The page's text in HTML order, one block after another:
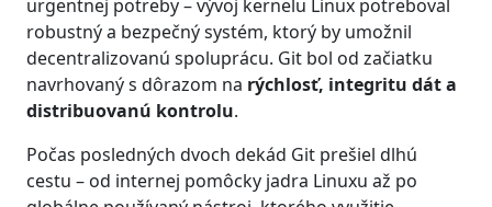
urgentnej potreby – vývoj kernelu Linux potreboval
robustný a bezpečný systém, ktorý by umožnil
decentralizovanú spoluprácu. Git bol od začiatku
navrhovaný s dôrazom na rýchlosť, integritu dát a
distribuovanú kontrolu.
Počas posledných dvoch dekád Git prešiel dlhú
cestu – od internej pomôcky jadra Linuxu až po